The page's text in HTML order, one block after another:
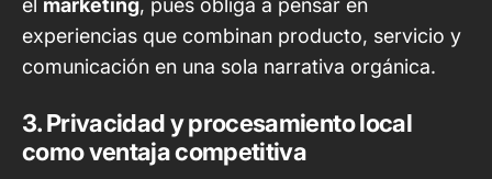
el marketing, pues obliga a pensar en
experiencias que combinan producto, servicio y
comunicación en una sola narrativa orgánica.
3. Privacidad y procesamiento local
como ventaja competitiva